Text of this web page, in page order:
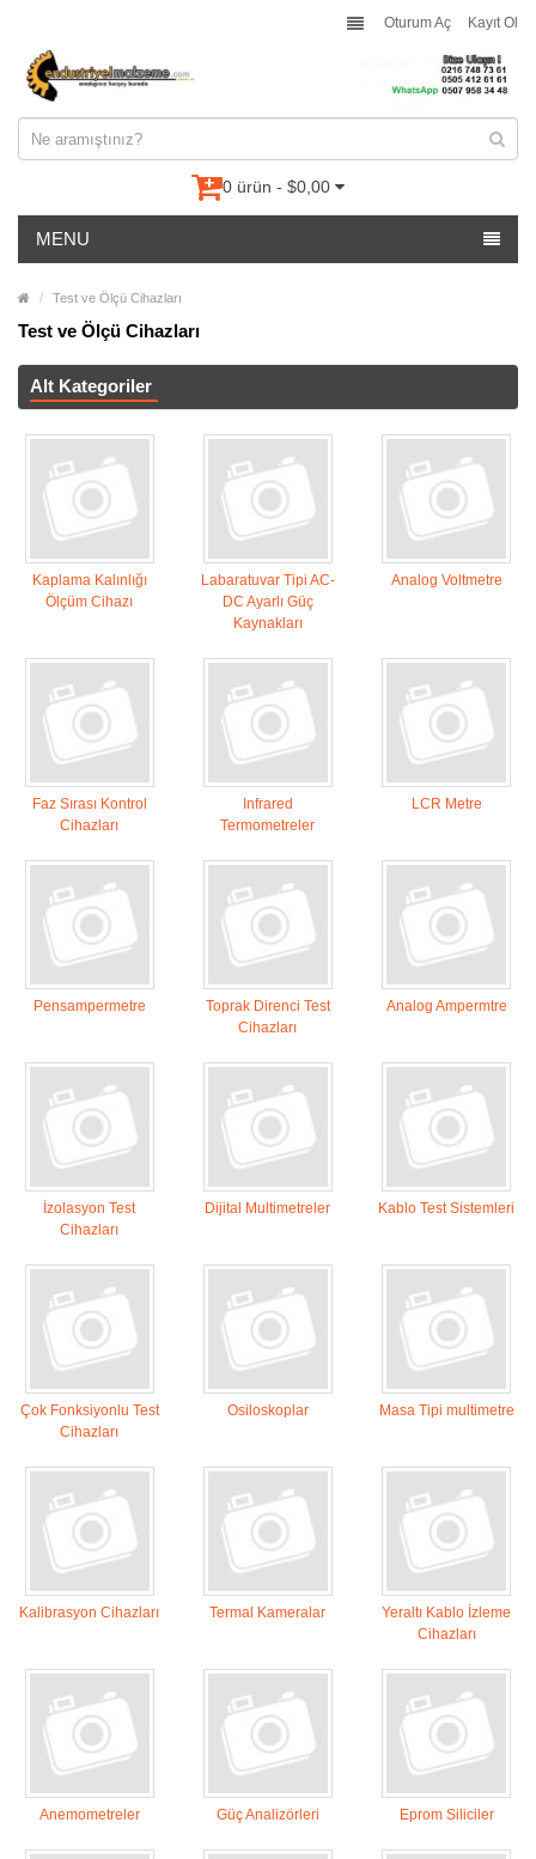
Oturum Aç Kayıt Ol
0 ürün - $0,00
MENU
Test ve Ölçü Cihazları
Test ve Ölçü Cihazları
Alt Kategoriler
Kaplama Kalınlığı
Ölçüm Cihazı
Labaratuvar Tipi AC-
DC Ayarlı Güç
Kaynakları
Analog Voltmetre
Faz Sırası Kontrol
Cihazları
Infrared
Termometreler
LCR Metre
Pensampermetre
Toprak Direnci Test
Cihazları
Analog Ampermtre
İzolasyon Test
Cihazları
Dijital Multimetreler Kablo Test Sistemleri
Çok Fonksiyonlu Test
Cihazları
Osiloskoplar Masa Tipi multimetre
Kalibrasyon Cihazları Termal Kameralar
Yeraltı Kablo İzleme
Cihazları
Anemometreler Güç Analizörleri Eprom Siliciler